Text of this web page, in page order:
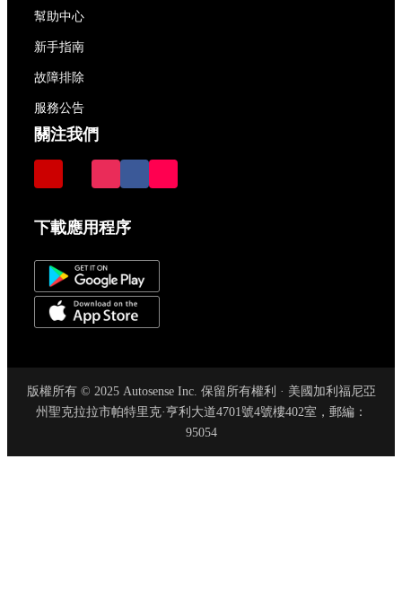
幫助中心
新手指南
故障排除
服務公告
關注我們
下載應用程序
版權所有 © 2025 Autosense Inc. 保留所有權利 · 美國加利福尼亞
州聖克拉拉市帕特里克·亨利大道4701號4號樓402室，郵編：
95054